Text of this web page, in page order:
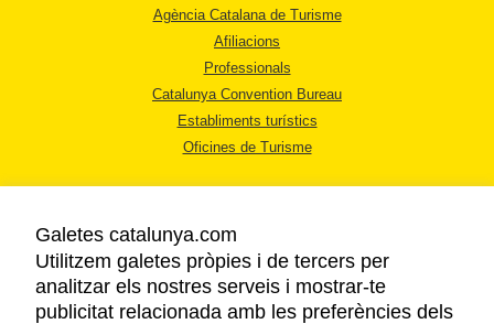
Agència Catalana de Turisme
Afiliacions
Professionals
Catalunya Convention Bureau
Establiments turístics
Oficines de Turisme
AVÍS LEGAL
Galetes catalunya.com
Utilitzem galetes pròpies i de tercers per
analitzar els nostres serveis i mostrar-te
publicitat relacionada amb les preferències dels